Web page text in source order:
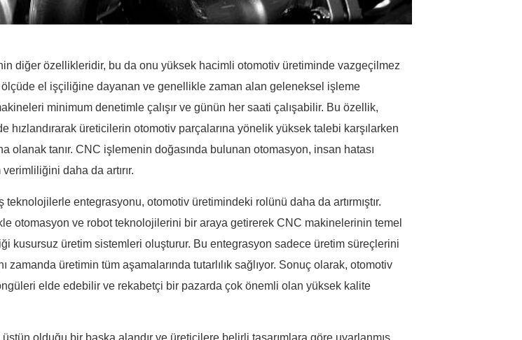
diğer özellikleridir, bu da onu yüksek hacimli otomotiv üretiminde vazgeçilmez
ölçüde el işçiliğine dayanan ve genellikle zaman alan geleneksel işleme
minimum denetimle çalışır ve günün her saati çalışabilir. Bu özellik,
hızlandırarak üreticilerin otomotiv parçalarına yönelik yüksek talebi karşılarken
olanak tanır. CNC işlemenin doğasında bulunan otomasyon, insan hatası
verimliliğini daha da artırır.
entegrasyonu, otomotiv üretimindeki rolünü daha da artırmıştır.
otomasyon ve robot teknolojilerini bir araya getirerek CNC makinelerinin temel
kusursuz üretim sistemleri oluşturur. Bu entegrasyon sadece üretim süreçlerini
zamanda üretimin tüm aşamalarında tutarlılık sağlıyor. Sonuç olarak, otomotiv
elde edebilir ve rekabetçi bir pazarda çok önemli olan yüksek kalite